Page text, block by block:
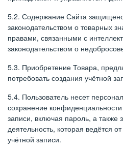
5.2. Содержание Сайта
законодательством о товарных
правами, связанными с
законодательством о
5.3. Приобретение Товара,
потребовать создания учётной
5.4. Пользователь несет
сохранение
записи, включая пароль, а также
деятельность, которая ведётся
учётной записи.